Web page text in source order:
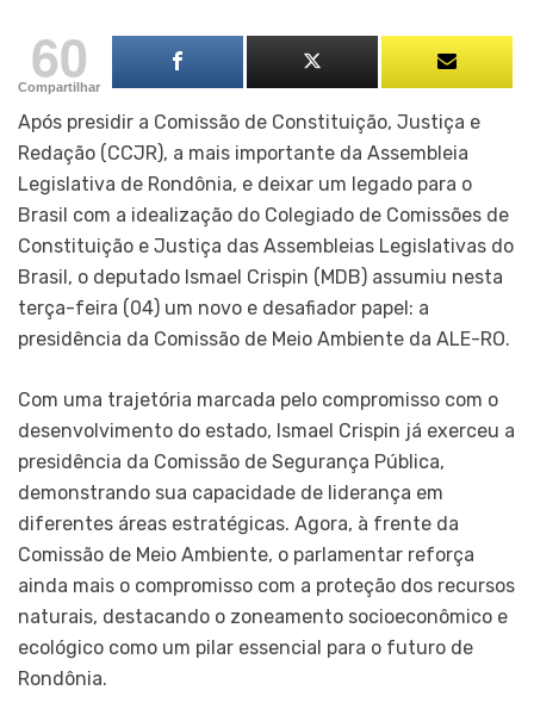
60
Compartilhar
Após presidir a Comissão de Constituição, Justiça e
Redação (CCJR), a mais importante da Assembleia
Legislativa de Rondônia, e deixar um legado para o
Brasil com a idealização do Colegiado de Comissões de
Constituição e Justiça das Assembleias Legislativas do
Brasil, o deputado Ismael Crispin (MDB) assumiu nesta
terça-feira (04) um novo e desafiador papel: a
presidência da Comissão de Meio Ambiente da ALE-RO.
Com uma trajetória marcada pelo compromisso com o
desenvolvimento do estado, Ismael Crispin já exerceu a
presidência da Comissão de Segurança Pública,
demonstrando sua capacidade de liderança em
diferentes áreas estratégicas. Agora, à frente da
Comissão de Meio Ambiente, o parlamentar reforça
ainda mais o compromisso com a proteção dos recursos
naturais, destacando o zoneamento socioeconômico e
ecológico como um pilar essencial para o futuro de
Rondônia.